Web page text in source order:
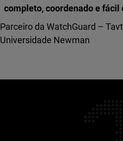
completo, coordenado e fácil
Parceiro da WatchGuard –
Universidade Newman